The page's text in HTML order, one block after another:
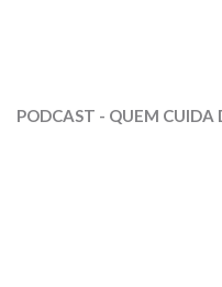
PODCAST - QUEM CUIDA